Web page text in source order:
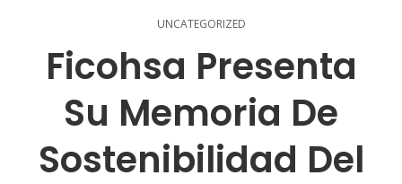
UNCATEGORIZED
Ficohsa Presenta
Su Memoria De
Sostenibilidad Del